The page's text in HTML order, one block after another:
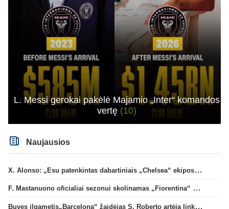
L. Messi gerokai pakėlė Majamio „Inter“ komandos
vertę (10)
Naujausios
X. Alonso: „Esu patenkintas dabartiniais „Chelsea“ ekipos vartininkais“
F. Mastanuono oficialiai sezonui skolinamas „Fiorentina“ ekipai
Buvęs ilgametis„Barcelona“ žaidėjas S. Roberto artėja link persikėlimo į MLS